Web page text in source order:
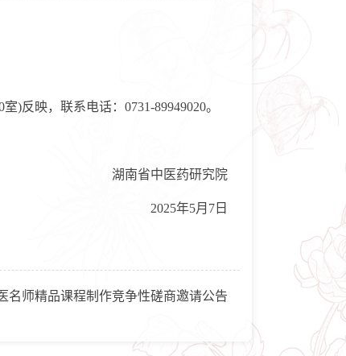
映，联系电话：0731-89949020。
湖南省中医药研究院
2025年5月7日
名师精品课程制作竞争性磋商邀请公告